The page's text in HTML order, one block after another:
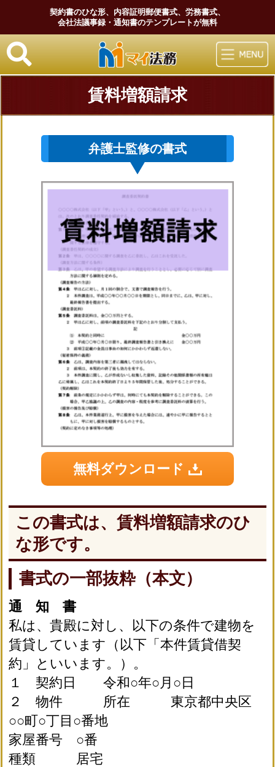
契約書のひな形、内容証明郵便書式、労務書式、
会社法議事録・通知書のテンプレートが無料
マイ法務
賃料増額請求
弁護士監修の書式
無料ダウンロード
この書式は、賃料増額請求のひ
な形です。
書式の一部抜粋（本文）
通 知 書
私は、貴殿に対し、以下の条件で建物を
賃貸しています（以下「本件賃貸借契
約」といいます。）。
１ 契約日 令和○年○月○日
２ 物件 所在 東京都中央区
○○町○丁目○番地
家屋番号 ○番
種類 居宅